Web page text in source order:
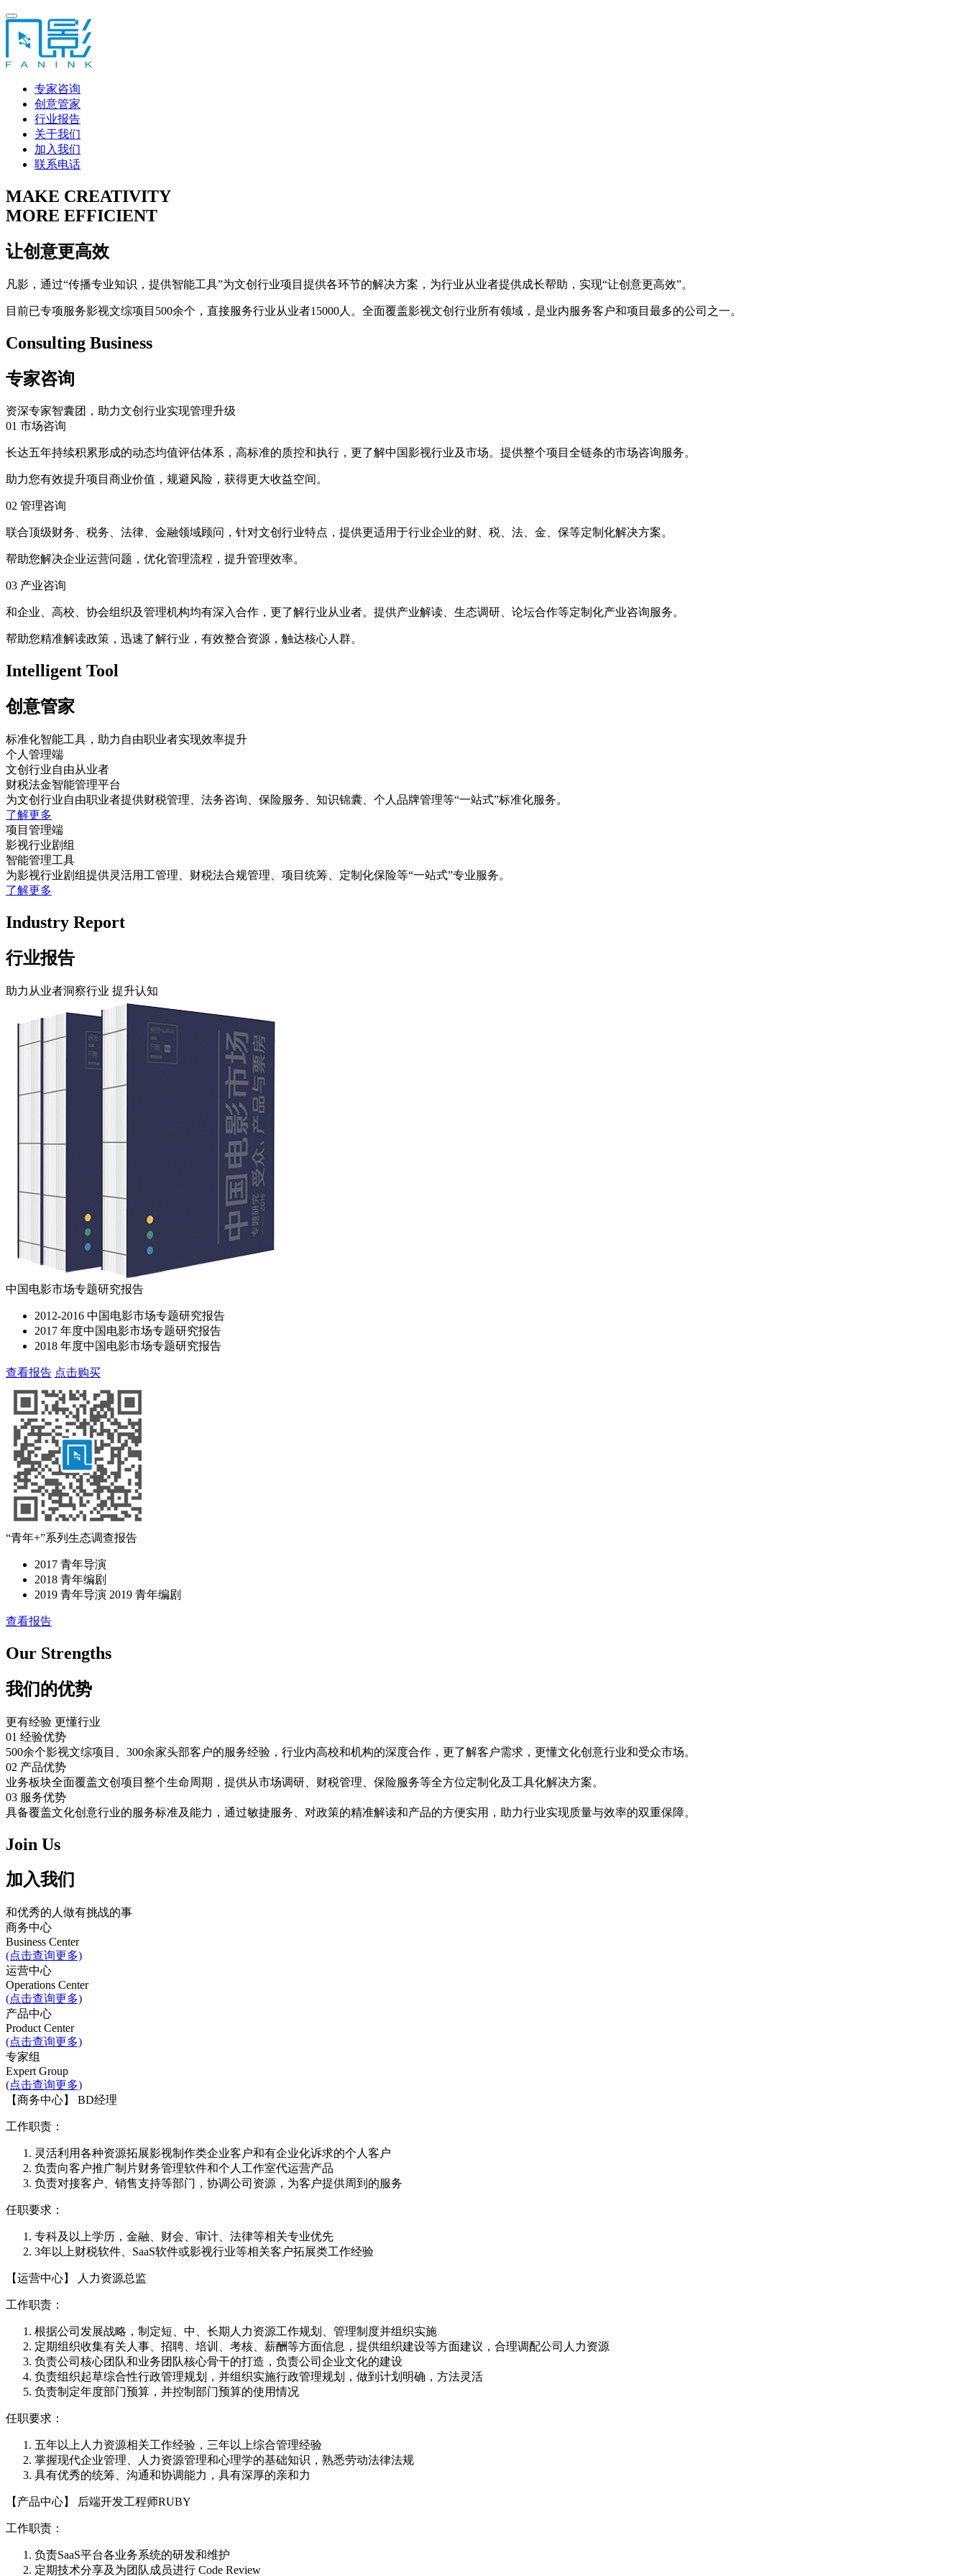
专家咨询
创意管家
行业报告
关于我们
加入我们
联系电话
MAKE CREATIVITY
MORE EFFICIENT
让创意更高效
凡影，通过“传播专业知识，提供智能工具”为文创行业项目提供各环节的解决方案，为行业从业者提供成长帮助，实现“让创意更高效”。
目前已专项服务影视文综项目500余个，直接服务行业从业者15000人。全面覆盖影视文创行业所有领域，是业内服务客户和项目最多的公司之一。
Consulting Business
专家咨询
资深专家智囊团，助力文创行业实现管理升级
01 市场咨询
长达五年持续积累形成的动态均值评估体系，高标准的质控和执行，更了解中国影视行业及市场。提供整个项目全链条的市场咨询服务。
助力您有效提升项目商业价值，规避风险，获得更大收益空间。
02 管理咨询
联合顶级财务、税务、法律、金融领域顾问，针对文创行业特点，提供更适用于行业企业的财、税、法、金、保等定制化解决方案。
帮助您解决企业运营问题，优化管理流程，提升管理效率。
03 产业咨询
和企业、高校、协会组织及管理机构均有深入合作，更了解行业从业者。提供产业解读、生态调研、论坛合作等定制化产业咨询服务。
帮助您精准解读政策，迅速了解行业，有效整合资源，触达核心人群。
Intelligent Tool
创意管家
标准化智能工具，助力自由职业者实现效率提升
个人 管理端
文创行业自由从业者
财税法金智能管理平台
为文创行业自由职业者提供财税管理、法务咨询、保险服务、知识锦囊、个人品牌管理等“一站式”标准化服务。
了解更多
项目 管理端
影视行业剧组
智能管理工具
为影视行业剧组提供灵活用工管理、财税法合规管理、项目统筹、定制化保险等“一站式”专业服务。
了解更多
Industry Report
行业报告
助力从业者洞察行业 提升认知
中国电影市场专题研究报告
2012-2016 中国电影市场专题研究报告
2017 年度中国电影市场专题研究报告
2018 年度中国电影市场专题研究报告
查看报告 点击购买
“青年+”系列生态调查报告
2017 青年导演
2018 青年编剧
2019 青年导演 2019 青年编剧
查看报告
Our Strengths
我们的优势
更有经验 更懂行业
01 经验优势
500余个影视文综项目、300余家头部客户的服务经验，行业内高校和机构的深度合作，更了解客户需求，更懂文化创意行业和受众市场。
02 产品优势
业务板块全面覆盖文创项目整个生命周期，提供从市场调研、财税管理、保险服务等全方位定制化及工具化解决方案。
03 服务优势
具备覆盖文化创意行业的服务标准及能力，通过敏捷服务、对政策的精准解读和产品的方便实用，助力行业实现质量与效率的双重保障。
Join Us
加入我们
和优秀的人做有挑战的事
商务中心
Business Center
(点击查询更多)
运营中心
Operations Center
(点击查询更多)
产品中心
Product Center
(点击查询更多)
专家组
Expert Group
(点击查询更多)
【商务中心】 BD经理
工作职责：
灵活利用各种资源拓展影视制作类企业客户和有企业化诉求的个人客户
负责向客户推广制片财务管理软件和个人工作室代运营产品
负责对接客户、销售支持等部门，协调公司资源，为客户提供周到的服务
任职要求：
专科及以上学历，金融、财会、审计、法律等相关专业优先
3年以上财税软件、SaaS软件或影视行业等相关客户拓展类工作经验
【运营中心】 人力资源总监
工作职责：
根据公司发展战略，制定短、中、长期人力资源工作规划、管理制度并组织实施
定期组织收集有关人事、招聘、培训、考核、薪酬等方面信息，提供组织建设等方面建议，合理调配公司人力资源
负责公司核心团队和业务团队核心骨干的打造，负责公司企业文化的建设
负责组织起草综合性行政管理规划，并组织实施行政管理规划，做到计划明确，方法灵活
负责制定年度部门预算，并控制部门预算的使用情况
任职要求：
五年以上人力资源相关工作经验，三年以上综合管理经验
掌握现代企业管理、人力资源管理和心理学的基础知识，熟悉劳动法律法规
具有优秀的统筹、沟通和协调能力，具有深厚的亲和力
【产品中心】 后端开发工程师RUBY
工作职责：
负责SaaS平台各业务系统的研发和维护
定期技术分享及为团队成员进行 Code Review